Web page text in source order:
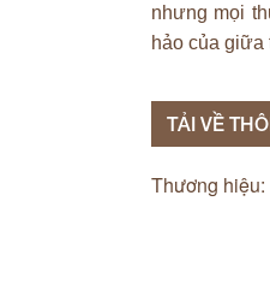
nhưng mọi
hảo của giữa
TẢI VỀ
Thương hiệu: